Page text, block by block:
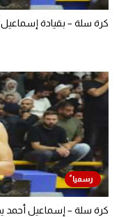
كرة سلة – بقيادة إسماعيل
كرة سلة – إسماعيل